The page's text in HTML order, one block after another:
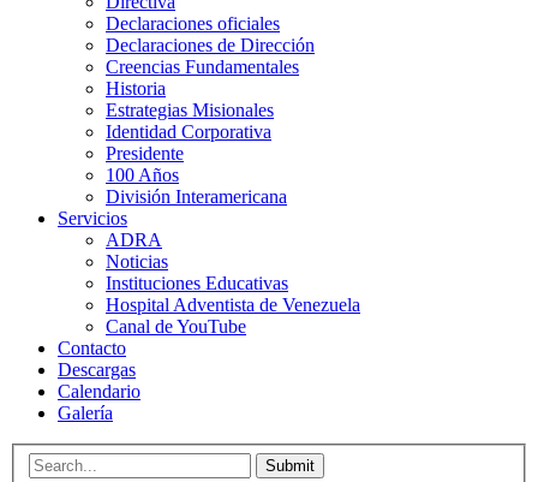
Declaraciones oficiales
Declaraciones de Dirección
Creencias Fundamentales
Historia
Estrategias Misionales
Identidad Corporativa
Presidente
100 Años
División Interamericana
Servicios
ADRA
Noticias
Instituciones Educativas
Hospital Adventista de Venezuela
Canal de YouTube
Contacto
Descargas
Calendario
Galería
Submit